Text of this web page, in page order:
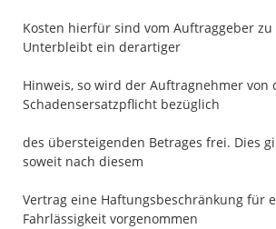
Kosten hierfür sind vom Auftraggeber zu
Unterbleibt ein derartiger
Hinweis, so wird der Auftragnehmer von
Schadensersatzpflicht bezüglich
des übersteigenden Betrages frei. Dies
soweit nach diesem
Vertrag eine Haftungsbeschränkung für
Fahrlässigkeit vorgenommen